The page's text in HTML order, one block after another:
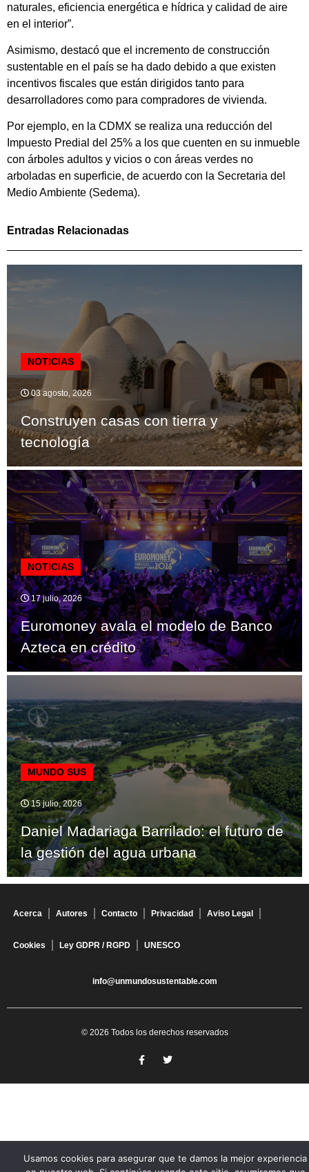
naturales, eficiencia energética e hídrica y calidad de aire
en el interior”.
Asimismo, destacó que el incremento de construcción
sustentable en el país se ha dado debido a que existen
incentivos fiscales que están dirigidos tanto para
desarrolladores como para compradores de vivienda.
Por ejemplo, en la CDMX se realiza una reducción del
Impuesto Predial del 25% a los que cuenten en su inmueble
con árboles adultos y vicios o con áreas verdes no
arboladas en superficie, de acuerdo con la Secretaria del
Medio Ambiente (Sedema).
Entradas Relacionadas
NOTICIAS
03 agosto, 2026
Construyen casas con tierra y
tecnología
NOTICIAS
17 julio, 2026
Euromoney avala el modelo de Banco
Azteca en crédito
MUNDO SUS
15 julio, 2026
Daniel Madariaga Barrilado: el futuro de
la gestión del agua urbana
Acerca Autores Contacto Privacidad Aviso Legal
Cookies Ley GDPR / RGPD UNESCO
info@unmundosustentable.com
© 2026 Todos los derechos reservados
Usamos cookies para asegurar que te damos la mejor experiencia